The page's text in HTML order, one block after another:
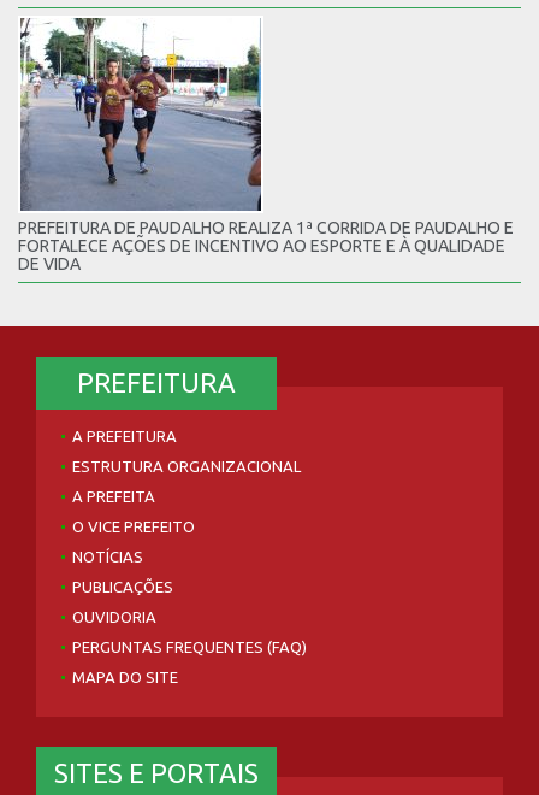
PREFEITURA DE PAUDALHO REALIZA 1ª CORRIDA DE PAUDALHO E
FORTALECE AÇÕES DE INCENTIVO AO ESPORTE E À QUALIDADE
DE VIDA
PREFEITURA
A PREFEITURA
ESTRUTURA ORGANIZACIONAL
A PREFEITA
O VICE PREFEITO
NOTÍCIAS
PUBLICAÇÕES
OUVIDORIA
PERGUNTAS FREQUENTES (FAQ)
MAPA DO SITE
SITES E PORTAIS